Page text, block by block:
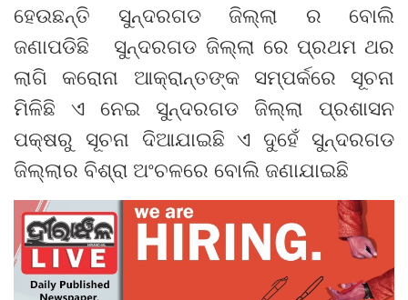
ହେଉଛନ୍ତି ସୁନ୍ଦରଗଡ ଜିଲ୍ଲା ର ବୋଲି
ଜଣାପଡିଛି ସୁନ୍ଦରଗଡ ଜିଲ୍ଲା ରେ ପ୍ରଥମ ଥର
ଲାଗି କରୋନା ଆକ୍ରାନ୍ତଙ୍କ ସମ୍ପର୍କରେ ସୂଚନା
ମିଳିଛି ଏ ନେଇ ସୁନ୍ଦରଗଡ ଜିଲ୍ଲା ପ୍ରଶାସନ
ପକ୍ଷରୁ ସୂଚନା ଦିଆଯାଇଛି ଏ ଦୁହେଁ ସୁନ୍ଦରଗଡ
ଜିଲ୍ଲାର ବିଶ୍ରା ଅଂଚଳରେ ବୋଲି ଜଣାଯାଇଛି